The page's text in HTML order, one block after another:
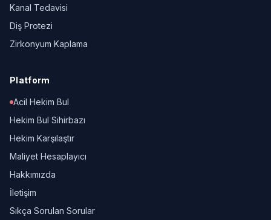
Kanal Tedavisi
Diş Protezi
Zirkonyum Kaplama
Platform
Acil Hekim Bul
Hekim Bul Sihirbazı
Hekim Karşılaştır
Maliyet Hesaplayıcı
Hakkımızda
İletişim
Sıkça Sorulan Sorular